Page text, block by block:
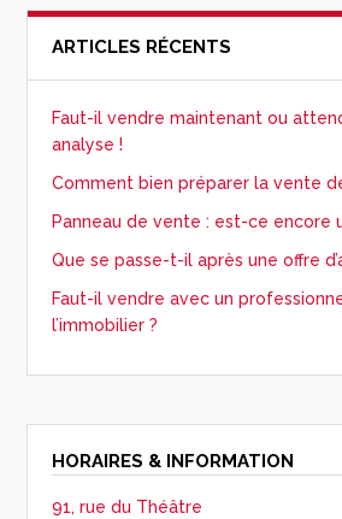
ARTICLES RÉCENTS
Faut-il vendre maintenant ou
analyse !
Comment bien préparer la vente
Panneau de vente : est-ce encore
Que se passe-t-il après une offre
Faut-il vendre avec un
l’immobilier ?
HORAIRES & INFORMATION
91, rue du Théâtre